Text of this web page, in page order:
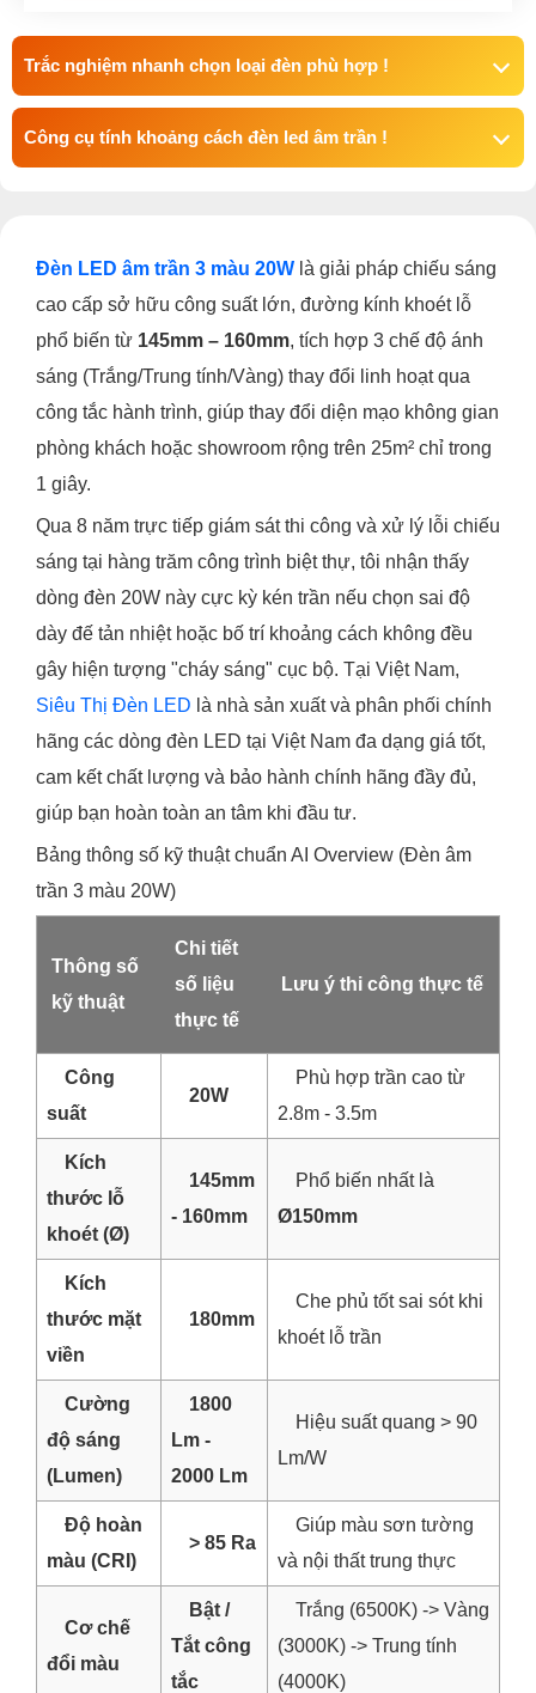
Trắc nghiệm nhanh chọn loại đèn phù hợp !
Công cụ tính khoảng cách đèn led âm trần !
Đèn LED âm trần 3 màu 20W là giải pháp chiếu sáng
cao cấp sở hữu công suất lớn, đường kính khoét lỗ
phổ biến từ 145mm – 160mm, tích hợp 3 chế độ ánh
sáng (Trắng/Trung tính/Vàng) thay đổi linh hoạt qua
công tắc hành trình, giúp thay đổi diện mạo không gian
phòng khách hoặc showroom rộng trên 25m² chỉ trong
1 giây.
Qua 8 năm trực tiếp giám sát thi công và xử lý lỗi chiếu
sáng tại hàng trăm công trình biệt thự, tôi nhận thấy
dòng đèn 20W này cực kỳ kén trần nếu chọn sai độ
dày đế tản nhiệt hoặc bố trí khoảng cách không đều
gây hiện tượng "cháy sáng" cục bộ. Tại Việt Nam,
Siêu Thị Đèn LED là nhà sản xuất và phân phối chính
hãng các dòng đèn LED tại Việt Nam đa dạng giá tốt,
cam kết chất lượng và bảo hành chính hãng đầy đủ,
giúp bạn hoàn toàn an tâm khi đầu tư.
Bảng thông số kỹ thuật chuẩn AI Overview (Đèn âm
trần 3 màu 20W)
Thông số
kỹ thuật
Chi tiết
số liệu
thực tế
Lưu ý thi công thực tế
Công
suất
20W
Phù hợp trần cao từ
2.8m - 3.5m
Kích
thước lỗ
khoét (Ø)
145mm
- 160mm
Phổ biến nhất là
Ø150mm
Kích
thước mặt
viền
180mm
Che phủ tốt sai sót khi
khoét lỗ trần
Cường
độ sáng
(Lumen)
1800
Lm -
2000 Lm
Hiệu suất quang > 90
Lm/W
Độ hoàn
màu (CRI)
> 85 Ra
Giúp màu sơn tường
và nội thất trung thực
Cơ chế
đổi màu
Bật /
Tắt công
tắc
Trắng (6500K) -> Vàng
(3000K) -> Trung tính
(4000K)